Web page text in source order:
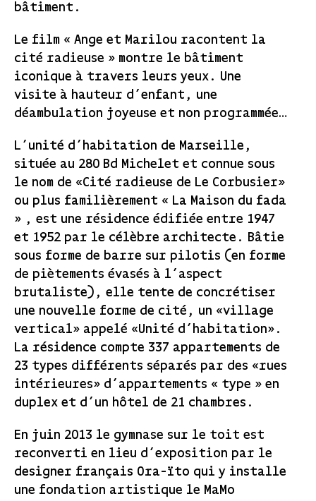
bâtiment.
Le film « Ange et Marilou racontent la
cité radieuse » montre le bâtiment
iconique à travers leurs yeux. Une
visite à hauteur d’enfant, une
déambulation joyeuse et non programmée…
L’unité d’habitation de Marseille,
située au 280 Bd Michelet et connue sous
le nom de «Cité radieuse de Le Corbusier»
ou plus familièrement « La Maison du fada
» , est une résidence édifiée entre 1947
et 1952 par le célèbre architecte. Bâtie
sous forme de barre sur pilotis (en forme
de piètements évasés à l’aspect
brutaliste), elle tente de concrétiser
une nouvelle forme de cité, un «village
vertical» appelé «Unité d’habitation».
La résidence compte 337 appartements de
23 types différents séparés par des «rues
intérieures» d’appartements « type » en
duplex et d’un hôtel de 21 chambres.
En juin 2013 le gymnase sur le toit est
reconverti en lieu d’exposition par le
designer français Ora-ïto qui y installe
une fondation artistique le MaMo